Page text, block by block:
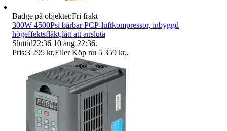
Badge på objektet:Fri frakt
300W 4500Psi bärbar PCP-luftkompressor, inbyggd
högeffektsfläkt,lätt att ansluta
Sluttid22:36 10 aug 22:36.
Pris:3 295 kr,Eller Köp nu 5 359 kr,.